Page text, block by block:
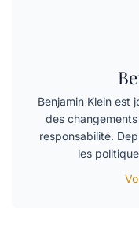
Benjamin Klein est
des
responsabilité.
les